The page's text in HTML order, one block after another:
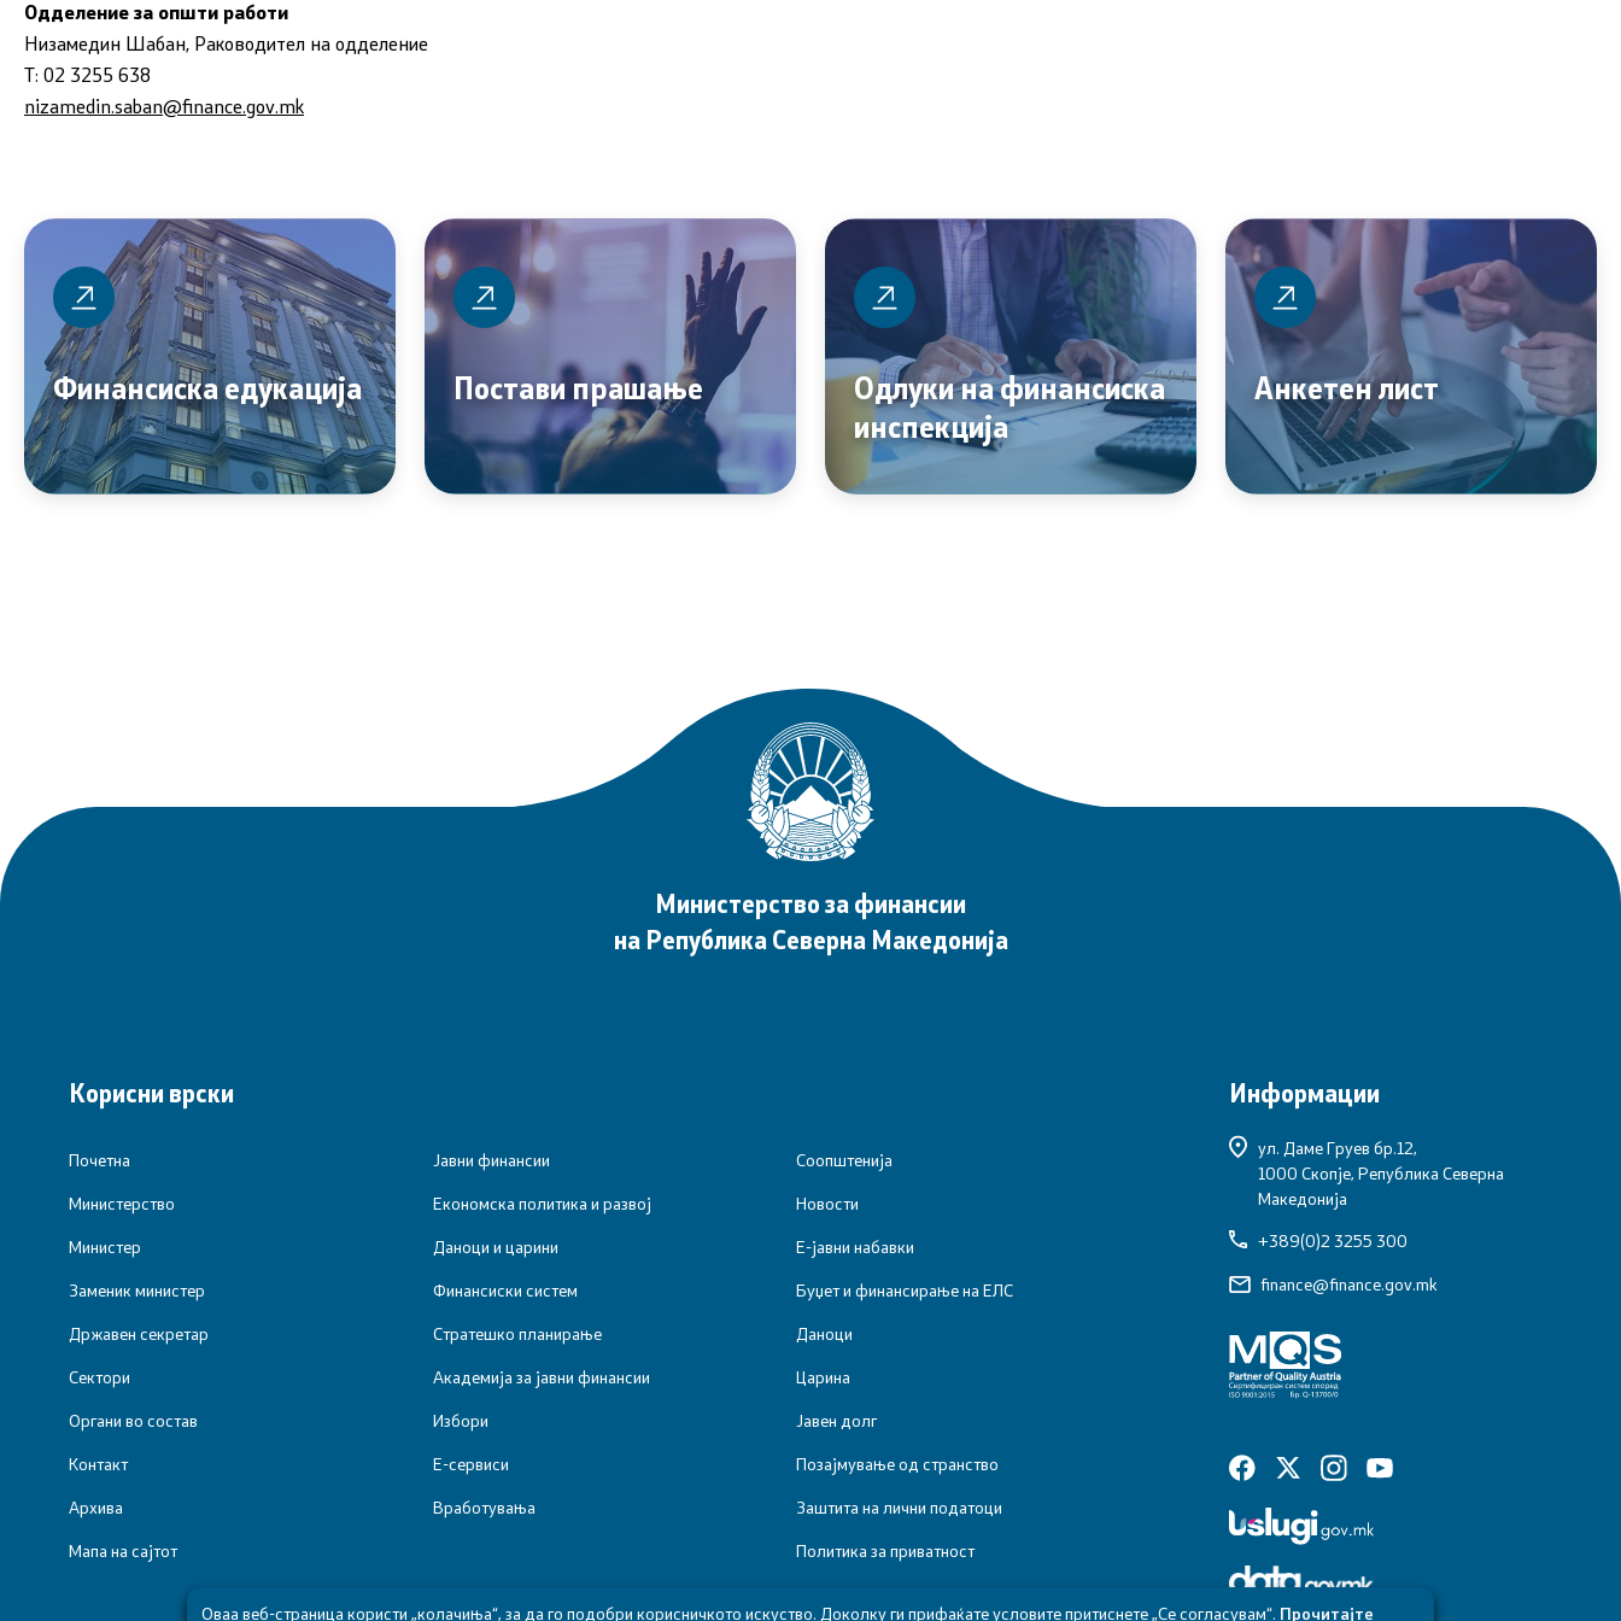
Одделение за општи работи
Низамедин Шабан, Раководител на одделение
Т: 02 3255 638
nizamedin.saban@finance.gov.mk
Финансиска едукација Постави прашање
Одлуки на финансиска
инспекција
Анкетен лист
Министерство за финансии
на Република Северна Македонија
Корисни врски
Почетна
Министерство
Министер
Заменик министер
Државен секретар
Сектори
Органи во состав
Контакт
Архива
Мапа на сајтот
Јавни финансии
Економска политика и развој
Даноци и царини
Финансиски систем
Стратешко планирање
Академија за јавни финансии
Избори
Е-сервиси
Вработувања
Соопштенија
Новости
Е-јавни набавки
Буџет и финансирање на ЕЛС
Даноци
Царина
Јавен долг
Позајмување од странство
Заштита на лични податоци
Политика за приватност
Информации
ул. Даме Груев бр.12,
1000 Скопје, Република Северна
Македонија
+389(0)2 3255 300
finance@finance.gov.mk
Оваа веб-страница користи „колачиња“, за да го подобри корисничкото искуство. Доколку ги прифаќате условите притиснете „Се согласувам“. Прочитајте